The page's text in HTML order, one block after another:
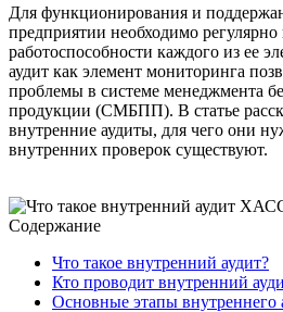
Для функционирования и
предприятии необходимо
работоспособности каждого из ее
аудит как элемент мониторинга
проблемы в системе менеджмента
продукции (СМБПП). В статье
внутренние аудиты, для чего они
внутренних проверок существуют.
Содержание
Что такое внутренний аудит?
Кто проводит внутренний
Основные этапы